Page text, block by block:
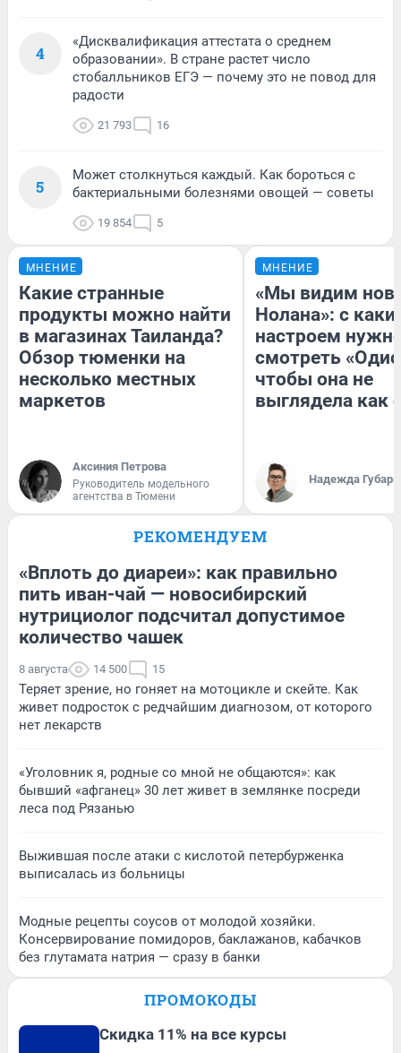
4
«Дисквалификация аттестата о среднем
образовании». В стране растет число
стобалльников ЕГЭ — почему это не повод для
радости
21 793 16
5
Может столкнуться каждый. Как бороться с
бактериальными болезнями овощей — советы
19 854 5
МНЕНИЕ
Какие странные
продукты можно найти
в магазинах Таиланда?
Обзор тюменки на
несколько местных
маркетов
Аксиния Петрова
Руководитель модельного
агентства в Тюмени
МНЕНИЕ
«Мы видим
Нолана»: с
настроем
смотреть
чтобы она не
выглядела как
Надежда Губарь
РЕКОМЕНДУЕМ
«Вплоть до диареи»: как правильно
пить иван-чай — новосибирский
нутрициолог подсчитал допустимое
количество чашек
8 августа 14 500 15
Теряет зрение, но гоняет на мотоцикле и скейте. Как
живет подросток с редчайшим диагнозом, от которого
нет лекарств
«Уголовник я, родные со мной не общаются»: как
бывший «афганец» 30 лет живет в землянке посреди
леса под Рязанью
Выжившая после атаки с кислотой петербурженка
выписалась из больницы
Модные рецепты соусов от молодой хозяйки.
Консервирование помидоров, баклажанов, кабачков
без глутамата натрия — сразу в банки
ПРОМОКОДЫ
Скидка 11% на все курсы